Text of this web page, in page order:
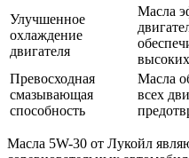
Улучшенное
охлаждение
двигателя
Масла
Превосходная
смазывающая
способность
Масла
всех
Масла 5W-30 от Лукойл